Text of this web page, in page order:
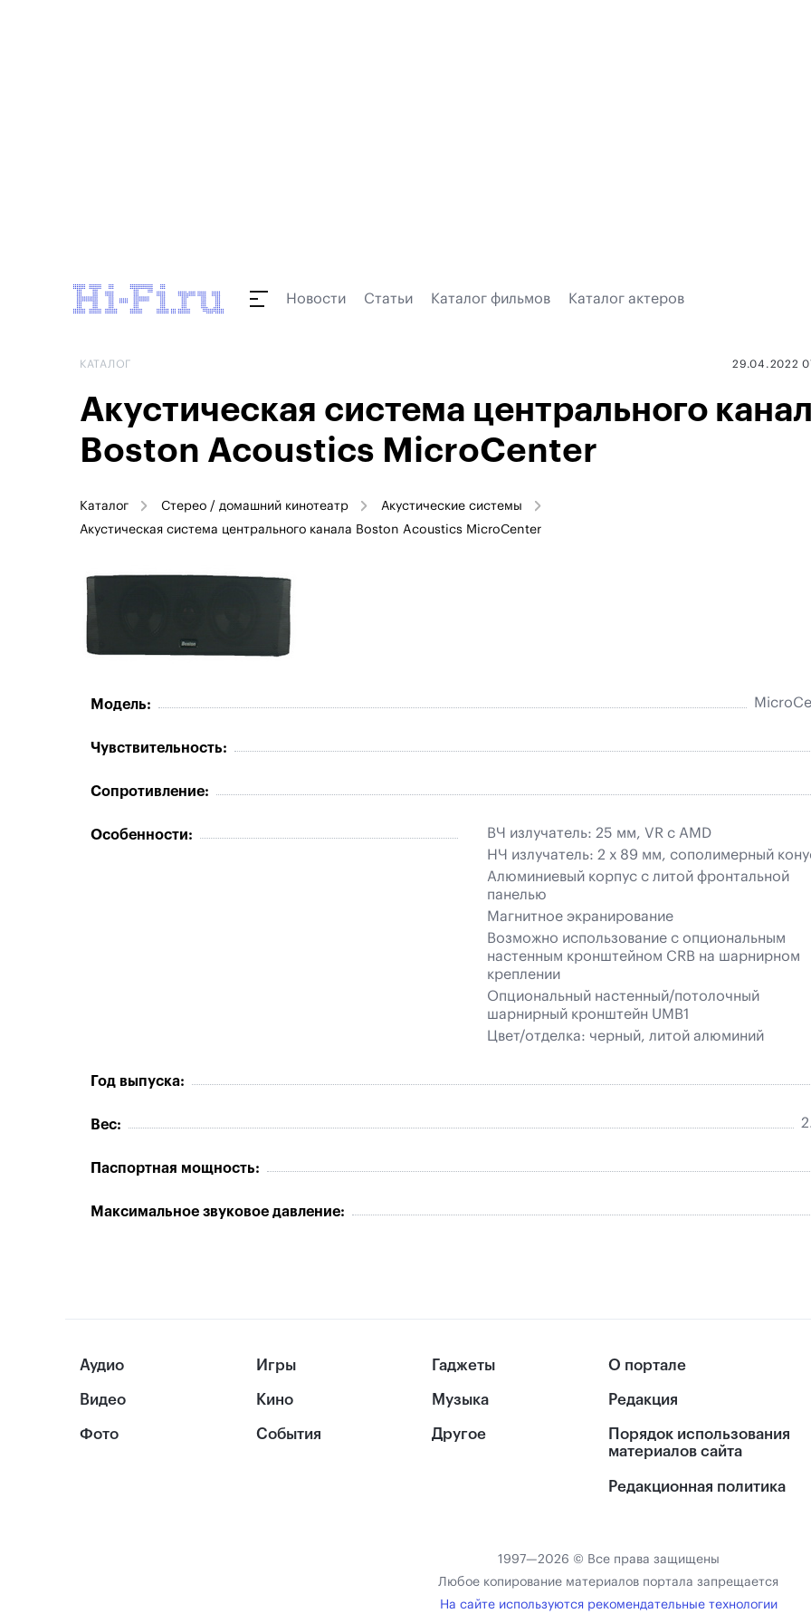
Новости Статьи Каталог фильмов Каталог актеров
КАТАЛОГ 29.04.2022
Акустическая система центрального
Boston Acoustics MicroCenter
Каталог Стерео / домашний кинотеатр
Акустические системы
Акустическая система центрального канала Boston Acoustics MicroCenter
Модель:
Чувствительность:
Сопротивление:
Особенности:
ВЧ излучатель: 25 мм, VR с AMD
НЧ излучатель: 2 х 89 мм, сополимерный
Алюминиевый корпус с литой фронтальной
панелью
Магнитное экранирование
Возможно использование с опциональным
настенным кронштейном CRB на шарнирном
креплении
Опциональный настенный/потолочный
шарнирный кронштейн UMB1
Цвет/отделка: черный, литой алюминий
Год выпуска:
Вес:
Паспортная мощность:
Максимальное звуковое давление:
Аудио
Видео
Фото
Игры
Кино
События
Гаджеты
Музыка
Другое
О портале
Редакция
Порядок использования
материалов сайта
Редакционная политика
1997—2026 © Все права защищены
Любое копирование материалов портала запрещается
На сайте используются рекомендательные технологии